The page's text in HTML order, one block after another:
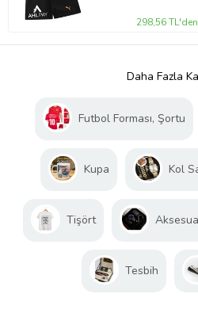
298,56
Daha Fazla
Futbol Forması, Şortu
Kupa Kol
Tişört
Tesbih